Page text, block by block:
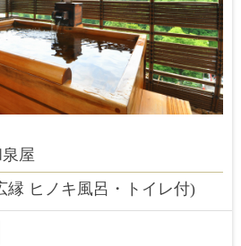
屋
縁 ヒノキ風呂・トイレ付)